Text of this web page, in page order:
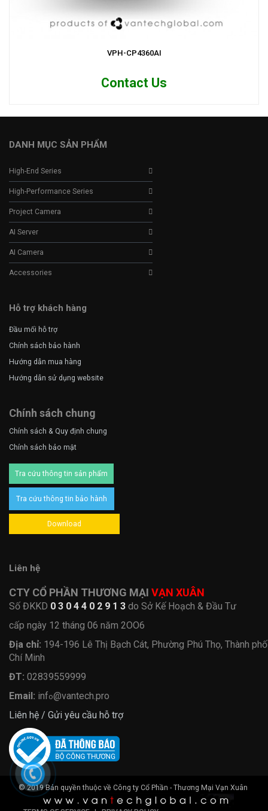
VPH-CP4360AI
Contact Us
DANH MỤC SẢN PHẨM
High-End Series
High-Performance Series
Project Camera
AI Server
AI Camera
Accessories
Hỗ trợ khách hàng
Đầu mối hỗ trợ
Chính sách bảo hành
Hướng dẫn mua hàng
Hướng dẫn sử dụng website
Chính sách chung
Chính sách & Quy định chung
Chính sách bảo mật
Tra cứu thông tin sản phẩm
Tra cứu thông tin bảo hành
Download
Liên hệ
CTY CỔ PHẦN THƯƠNG MẠI VẠN XUÂN
Số ĐKKD 0 3 0 4 4 0 2 9 1 3 do Sở Kế Hoạch & Đầu Tư
cấp ngày 12 tháng 06 năm 2OO6
Địa chỉ: 194-196 Lê Thị Bạch Cát, Phường Phú Thọ, Thành
Chí Minh
ĐT: 02839559999
Email: info@vantech.pro
Liên hệ / Gửi yêu cầu hỗ trợ
© 2019 Bản quyền thuộc về Công ty Cổ Phần - Thương Mại Vạn Xuân